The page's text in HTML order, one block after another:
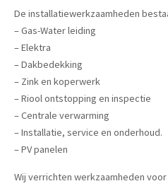
De installatiewerkzaamheden
– Gas-Water leiding
– Elektra
– Dakbedekking
– Zink en koperwerk
– Riool ontstopping en inspectie
– Centrale verwarming
– Installatie, service en onderhoud.
– PV panelen
Wij verrichten werkzaamheden